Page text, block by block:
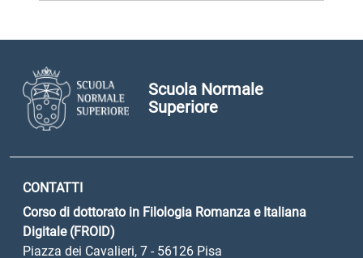
Scuola Normale
Superiore
CONTATTI
Corso di dottorato in Filologia Romanza e Italiana
Digitale (FROID)
Piazza dei Cavalieri, 7 - 56126 Pisa